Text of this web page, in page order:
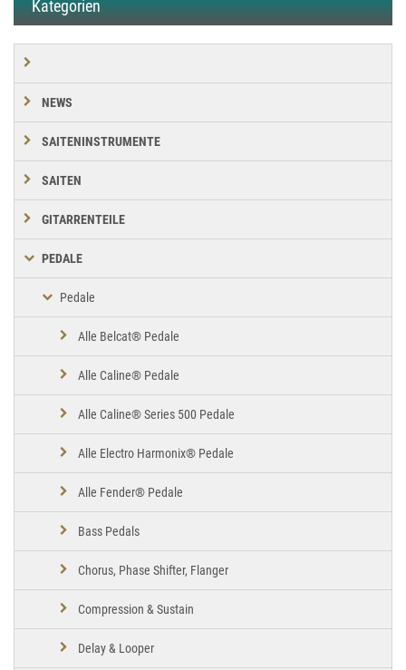
Kategorien
NEWS
SAITENINSTRUMENTE
SAITEN
GITARRENTEILE
PEDALE
Pedale
Alle Belcat® Pedale
Alle Caline® Pedale
Alle Caline® Series 500 Pedale
Alle Electro Harmonix® Pedale
Alle Fender® Pedale
Bass Pedals
Chorus, Phase Shifter, Flanger
Compression & Sustain
Delay & Looper